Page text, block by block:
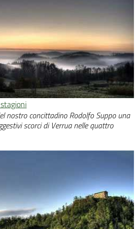
nostro concittadino Rodolfo Suppo una
scorci di Verrua nelle quattro